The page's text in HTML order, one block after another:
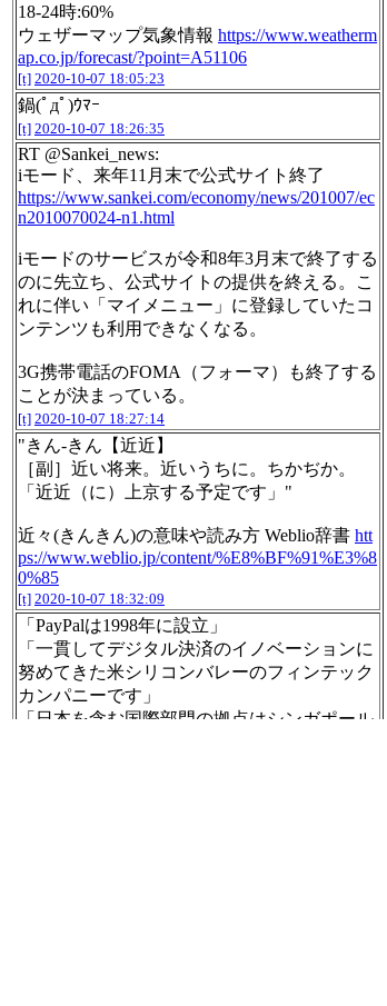
18-24時:60%
ウェザーマップ気象情報 https://www.weatherm
ap.co.jp/forecast/?point=A51106
[t] 2020-10-07 18:05:23
鍋(ﾟдﾟ)ｳﾏｰ
[t] 2020-10-07 18:26:35
RT @Sankei_news:
iモード、来年11月末で公式サイト終了
https://www.sankei.com/economy/news/201007/ec
n2010070024-n1.html
iモードのサービスが令和8年3月末で終了する
のに先立ち、公式サイトの提供を終える。こ
れに伴い「マイメニュー」に登録していたコ
ンテンツも利用できなくなる。
3G携帯電話のFOMA（フォーマ）も終了する
ことが決まっている。
[t] 2020-10-07 18:27:14
"きん‐きん【近近】
［副］近い将来。近いうちに。ちかぢか。
「近近（に）上京する予定です」"
近々(きんきん)の意味や読み方 Weblio辞書 htt
ps://www.weblio.jp/content/%E8%BF%91%E3%8
0%85
[t] 2020-10-07 18:32:09
「PayPalは1998年に設立」
「一貫してデジタル決済のイノベーションに
努めてきた米シリコンバレーのフィンテック
カンパニーです」
「日本を含む国際部門の拠点はシンガポール